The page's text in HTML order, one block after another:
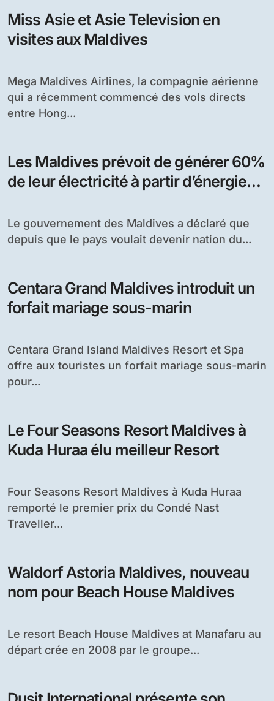
Miss Asie et Asie Television en
visites aux Maldives
Mega Maldives Airlines, la compagnie aérienne
qui a récemment commencé des vols directs
entre Hong...
Les Maldives prévoit de générer 60%
de leur électricité à partir d’énergie
Le gouvernement des Maldives a déclaré que
depuis que le pays voulait devenir nation du...
Centara Grand Maldives introduit un
forfait mariage sous-marin
Centara Grand Island Maldives Resort et Spa
offre aux touristes un forfait mariage sous-marin
pour...
Le Four Seasons Resort Maldives à
Kuda Huraa élu meilleur Resort
Four Seasons Resort Maldives à Kuda Huraa
remporté le premier prix du Condé Nast
Traveller...
Waldorf Astoria Maldives, nouveau
nom pour Beach House Maldives
Le resort Beach House Maldives at Manafaru au
départ crée en 2008 par le groupe...